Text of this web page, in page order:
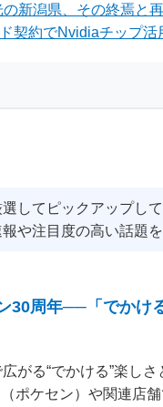
の快挙
新潟県、その終焉と
契約でNvidiaチップ活
してピックアップし
や注目度の高い話題
30周年──「でかけ
がる“でかける”楽し
ポケセン）や関連店